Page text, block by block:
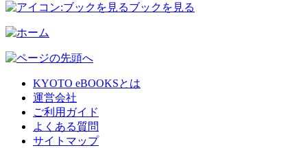
ブックを見る
KYOTO eBOOKSとは
運営会社
ご利用ガイド
よくある質問
サイトマップ